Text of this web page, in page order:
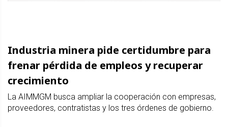
Industria minera pide certidumbre para
frenar pérdida de empleos y recuperar
crecimiento
La AIMMGM busca ampliar la cooperación con empresas,
proveedores, contratistas y los tres órdenes de gobierno.